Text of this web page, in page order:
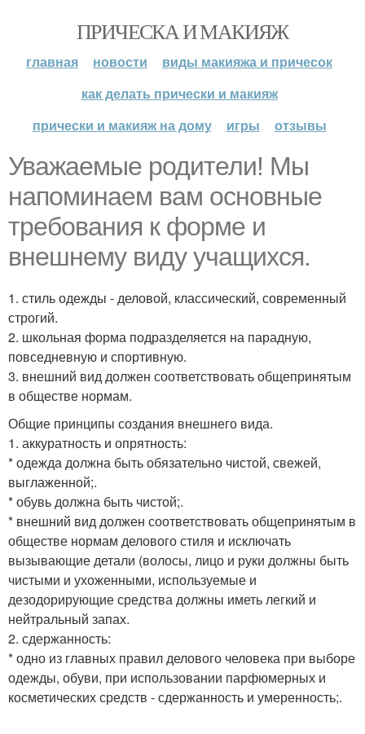
ПРИЧЕСКА И МАКИЯЖ
главная новости
виды макияжа и причесок
как делать прически и макияж
прически и макияж на дому
игры отзывы
Уважаемые родители! Мы
напоминаем вам основные
требования к форме и
внешнему виду учащихся.
1. стиль одежды - деловой, классический, современный
строгий.
2. школьная форма подразделяется на парадную,
повседневную и спортивную.
3. внешний вид должен соответствовать общепринятым
в обществе нормам.
Общие принципы создания внешнего вида.
1. аккуратность и опрятность:
* одежда должна быть обязательно чистой, свежей,
выглаженной;.
* обувь должна быть чистой;.
* внешний вид должен соответствовать общепринятым в
обществе нормам делового стиля и исключать
вызывающие детали (волосы, лицо и руки должны быть
чистыми и ухоженными, используемые и
дезодорирующие средства должны иметь легкий и
нейтральный запах.
2. сдержанность:
* одно из главных правил делового человека при выборе
одежды, обуви, при использовании парфюмерных и
косметических средств - сдержанность и умеренность;.